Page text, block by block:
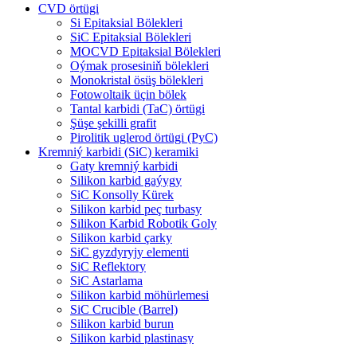
CVD örtügi
Si Epitaksial Bölekleri
SiC Epitaksial Bölekleri
MOCVD Epitaksial Bölekleri
Oýmak prosesiniň bölekleri
Monokristal ösüş bölekleri
Fotowoltaik üçin bölek
Tantal karbidi (TaC) örtügi
Şüşe şekilli grafit
Pirolitik uglerod örtügi (PyC)
Kremniý karbidi (SiC) keramiki
Gaty kremniý karbidi
Silikon karbid gaýygy
SiC Konsolly Kürek
Silikon karbid peç turbasy
Silikon Karbid Robotik Goly
Silikon karbid çarky
SiC gyzdyryjy elementi
SiC Reflektory
SiC Astarlama
Silikon karbid möhürlemesi
SiC Crucible (Barrel)
Silikon karbid burun
Silikon karbid plastinasy